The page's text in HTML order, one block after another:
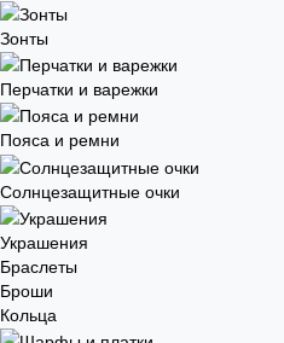
Зонты
Перчатки и варежки
Пояса и ремни
Солнцезащитные очки
Украшения
Браслеты
Броши
Кольца